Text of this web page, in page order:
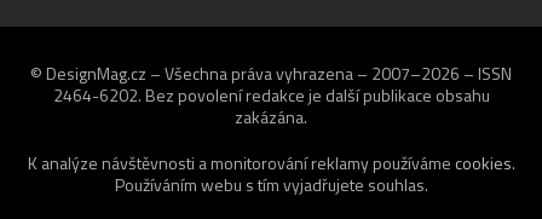
© DesignMag.cz – Všechna práva vyhrazena – 2007–2026 – ISSN
2464-6202. Bez povolení redakce je další publikace obsahu
zakázána.
K analýze návštěvnosti a monitorování reklamy používáme cookies.
Používáním webu s tím vyjadřujete souhlas.